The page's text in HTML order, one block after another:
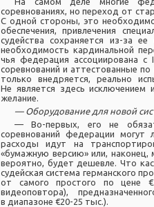
соревнованиях, но переход от
С одной стороны, это
обеспечения, привлечения
судейства сохраняется из-за
необходимость кардинальной
чья федерация ассоциирована с
соревнований и аттестованные
только внедряется, реально
Не является здесь
желание.
— Оборудование для новой
— Во-первых, его не
соревнований федерации могут
расходы идут на
«бумажную версию» или, наконец,
вероятно, будет дешевле. Что
судейская система германского
от самого простого по цене
видеоповтора),
в диапазоне €20-25 тыс.).